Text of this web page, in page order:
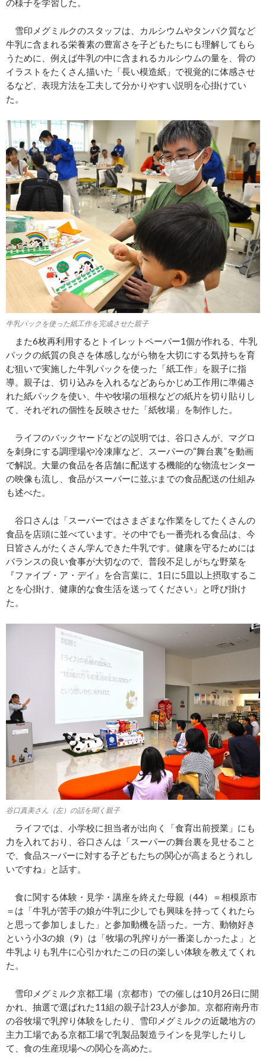
の様子を学習した。
雪印メグミルクのスタッフは、カルシウムやタンパク質など
牛乳に含まれる栄養素の豊富さを子どもたちにも理解してもら
うために、例えば牛乳の中に含まれるカルシウムの量を、骨の
イラストをたくさん描いた「長い模造紙」で視覚的に体感させ
るなど、表現方法を工夫して分かりやすい説明を心掛けてい
た。
牛乳パックを使った紙工作を完成させた親子
また6枚再利用するとトイレットペーパー1個が作れる、牛乳
パックの紙質の良さを体感しながら物を大切にする気持ちを育
む狙いで実施した牛乳パックを使った「紙工作」を親子に指
導。親子は、切り込みを入れるなどあらかじめ工作用に準備さ
れた紙パックを使い、牛や牧場の垣根などの紙片を切り貼りし
て、それぞれの個性を反映させた「紙牧場」を制作した。
ライフのバックヤードなどの説明では、谷口さんが、マグロ
を刺身にする調理場や冷凍庫など、スーパーの“舞台裏”を動画
で解説。大量の食品を各店舗に配送する機能的な物流センター
の映像も流し、食品がスーパーに並ぶまでの食品配送の仕組み
も述べた。
谷口さんは「スーパーではさまざまな作業をしてたくさんの
食品を店頭に並べています。その中でも一番売れる食品は、今
日皆さんがたくさん学んできた牛乳です。健康を守るためには
バランスの良い食事が大切なので、普段不足しがちな野菜を
『ファイブ・ア・デイ』を合言葉に、1日に5皿以上摂取するこ
とを心掛け、健康的な食生活を送ってください」と呼び掛け
た。
谷口真美さん（左）の話を聞く親子
ライフでは、小学校に担当者が出向く「食育出前授業」にも
力を入れており、谷口さんは「スーパーの舞台裏を見せること
で、食品ス―パーに対する子どもたちの関心が高まるとうれし
いですね」と話す。
食に関する体験・見学・講座を終えた母親（44）＝相模原市
＝は「牛乳が苦手の娘が牛乳に少しでも興味を持ってくれたら
と思って参加しました」と参加動機を語った。一方、動物好き
という小3の娘（9）は「牧場の乳搾りが一番楽しかったよ」と
牛乳よりも乳牛に心引かれたこの日の楽しい体験を教えてくれ
た。
雪印メグミルク京都工場（京都市）での催しは10月26日に開
かれ、抽選で選ばれた11組の親子計23人が参加。京都府南丹市
の谷牧場で乳搾り体験をしたり、雪印メグミルクの近畿地方の
主力工場である京都工場で乳製品製造ラインを見学したりし
て、食の生産現場への関心を高めた。